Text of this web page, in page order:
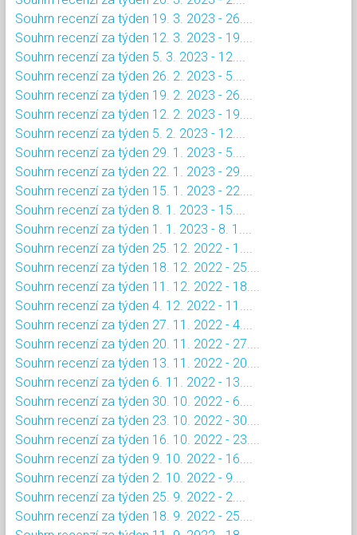
Souhrn recenzí za týden 19. 3. 2023 - 26....
Souhrn recenzí za týden 12. 3. 2023 - 19....
Souhrn recenzí za týden 5. 3. 2023 - 12....
Souhrn recenzí za týden 26. 2. 2023 - 5....
Souhrn recenzí za týden 19. 2. 2023 - 26....
Souhrn recenzí za týden 12. 2. 2023 - 19....
Souhrn recenzí za týden 5. 2. 2023 - 12....
Souhrn recenzí za týden 29. 1. 2023 - 5....
Souhrn recenzí za týden 22. 1. 2023 - 29....
Souhrn recenzí za týden 15. 1. 2023 - 22....
Souhrn recenzí za týden 8. 1. 2023 - 15....
Souhrn recenzí za týden 1. 1. 2023 - 8. 1....
Souhrn recenzí za týden 25. 12. 2022 - 1....
Souhrn recenzí za týden 18. 12. 2022 - 25....
Souhrn recenzí za týden 11. 12. 2022 - 18....
Souhrn recenzí za týden 4. 12. 2022 - 11....
Souhrn recenzí za týden 27. 11. 2022 - 4....
Souhrn recenzí za týden 20. 11. 2022 - 27....
Souhrn recenzí za týden 13. 11. 2022 - 20....
Souhrn recenzí za týden 6. 11. 2022 - 13....
Souhrn recenzí za týden 30. 10. 2022 - 6....
Souhrn recenzí za týden 23. 10. 2022 - 30....
Souhrn recenzí za týden 16. 10. 2022 - 23....
Souhrn recenzí za týden 9. 10. 2022 - 16....
Souhrn recenzí za týden 2. 10. 2022 - 9....
Souhrn recenzí za týden 25. 9. 2022 - 2....
Souhrn recenzí za týden 18. 9. 2022 - 25....